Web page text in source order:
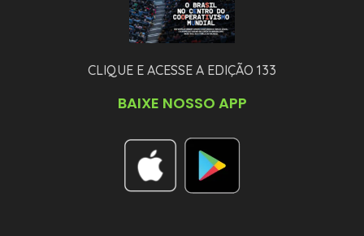
CLIQUE E ACESSE A EDIÇÃO 133
BAIXE NOSSO APP